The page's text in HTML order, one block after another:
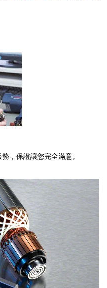
，保證讓您完全滿意。